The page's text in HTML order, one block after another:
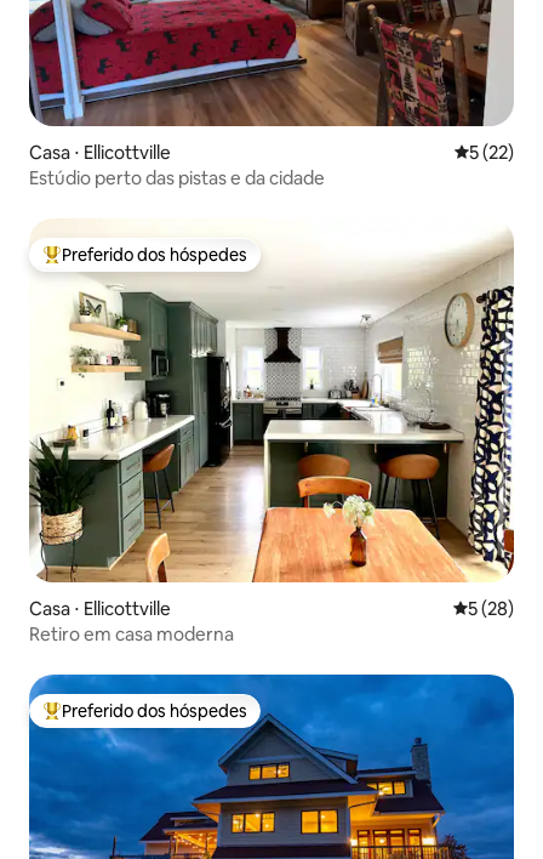
Casa ⋅ Ellicottville 5 de uma
5 (22)
Estúdio perto das pistas e da cidade
Entre os melhores preferidos dos hóspedes
Preferido dos hóspedes
Casa ⋅ Ellicottville 5 de uma
5 (28)
Retiro em casa moderna
Entre os melhores preferidos dos hóspedes
Preferido dos hóspedes